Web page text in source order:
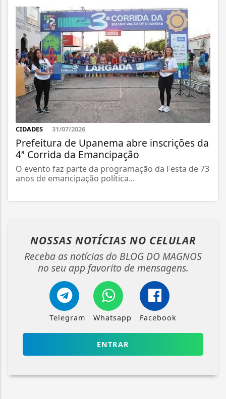
CIDADES 31/07/2026
Prefeitura de Upanema abre inscrições da
4ª Corrida da Emancipação
O evento faz parte da programação da Festa de 73
anos de emancipação política...
NOSSAS NOTÍCIAS NO CELULAR
Receba as notícias do BLOG DO MAGNOS
no seu app favorito de mensagens.
Telegram Whatsapp Facebook
ENTRAR